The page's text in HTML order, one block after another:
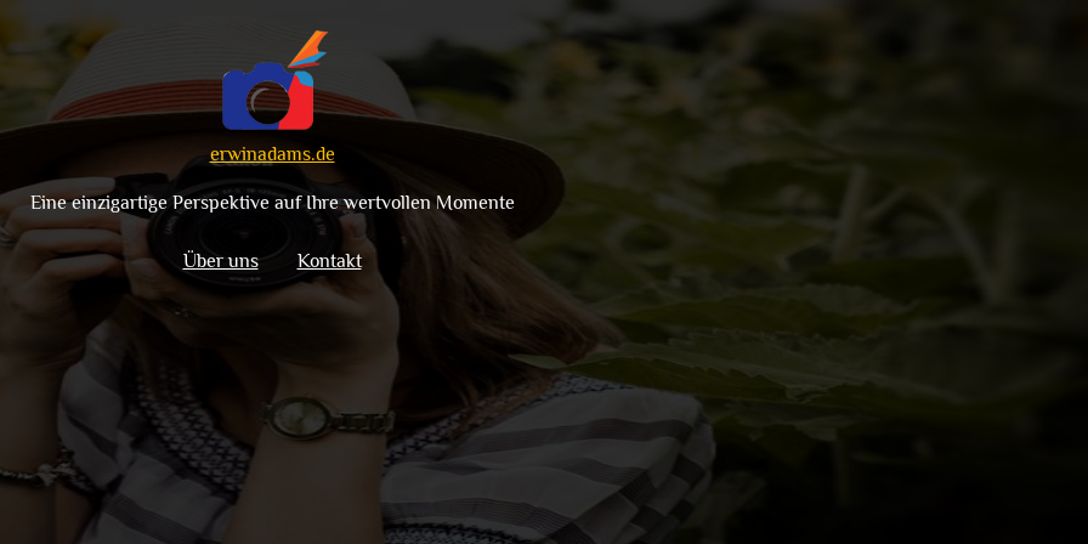
erwinadams.de
Eine einzigartige Perspektive auf Ihre wertvollen Momente
Über uns Kontakt